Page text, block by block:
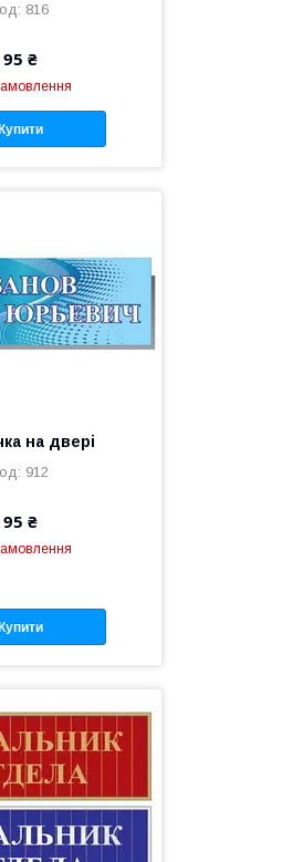
816
95 ₴
на двері
912
95 ₴